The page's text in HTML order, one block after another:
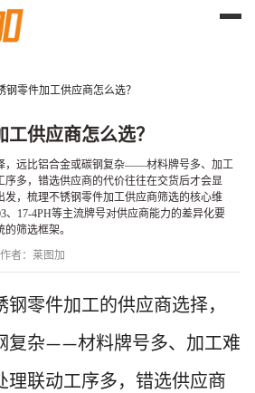
钢零件加工供应商怎么选？
供应商怎么选？
，远比铝合金或碳钢复杂——材料牌号多、加工
序多，错选供应商的代价往往在交货后才会显
发，梳理不锈钢零件加工供应商筛选的核心维
、17-4PH等主流牌号对供应商能力的差异化要
筛选框架。
作者：莱图加
钢零件加工的供应商选择，
复杂——材料牌号多、加工难
理联动工序多，错选供应商